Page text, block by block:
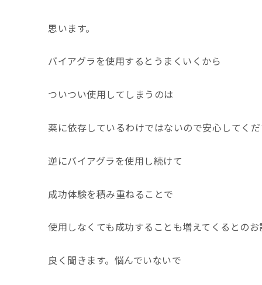
思います。
バイアグラを使用するとうまくいくから
ついつい使用してしまうのは
薬に依存しているわけではないので安心してくだ
逆にバイアグラを使用し続けて
成功体験を積み重ねることで
使用しなくても成功することも増えてくるとのお
良く聞きます。悩んでいないで